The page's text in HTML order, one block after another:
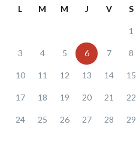
L M M J V S
1
3 4 5 6 7 8
10 11 12 13 14 15
17 18 19 20 21 22
24 25 26 27 28 29